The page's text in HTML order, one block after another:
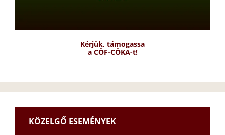
Kérjük, támogassa
a CÖF-CÖKA-t!
KÖZELGŐ ESEMÉNYEK